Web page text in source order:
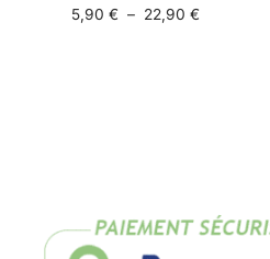
5,90 € – 22,90 €